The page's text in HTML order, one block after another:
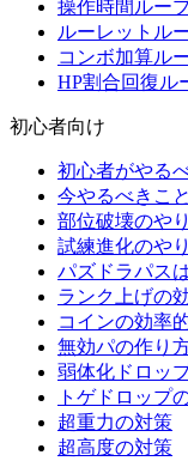
操作時間ルー
ルーレットル
コンボ加算ル
HP割合回復ル
初心者向け
初心者がやる
今やるべきこ
部位破壊のや
試練進化のや
パズドラパス
ランク上げの
コインの効率
無効パの作り
弱体化ドロッ
トゲドロップ
超重力の対策
超高度の対策